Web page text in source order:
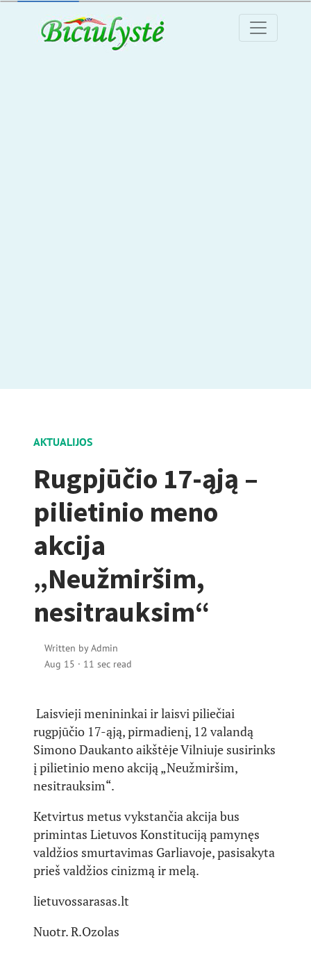
AKTUALIJOS
Rugpjūčio 17-ąją –
pilietinio meno
akcija
„Neužmiršim,
nesitrauksim“
Written byAdmin
Aug 15 · 11 sec read
Laisvieji menininkai ir laisvi piliečiai
rugpjūčio 17-ąją, pirmadienį, 12 valandą
Simono Daukanto aikštėje Vilniuje susirinks
į pilietinio meno akciją „Neužmiršim,
nesitrauksim“.
Ketvirtus metus vykstančia akcija bus
primintas Lietuvos Konstituciją pamynęs
valdžios smurtavimas Garliavoje, pasisakyta
prieš valdžios cinizmą ir melą.
lietuvossarasas.lt
Nuotr. R.Ozolas